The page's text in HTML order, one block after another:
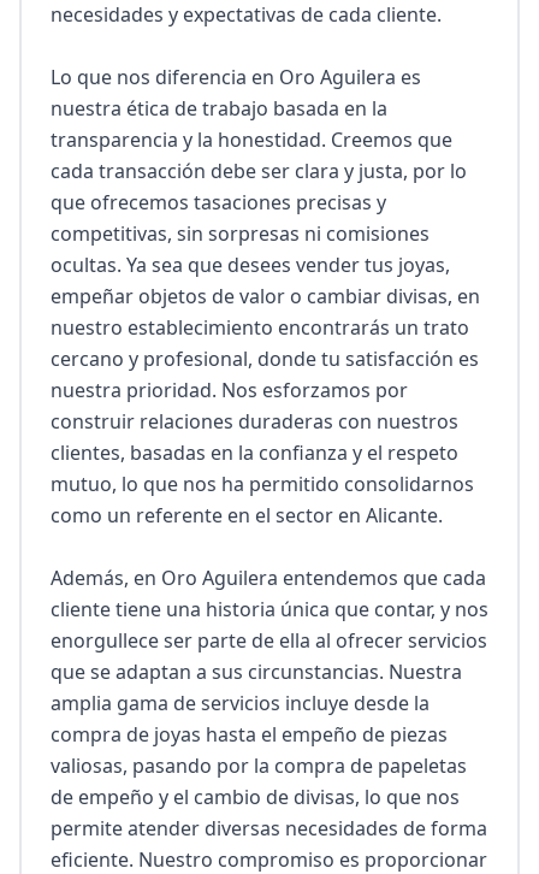
necesidades y expectativas de cada cliente.
Lo que nos diferencia en Oro Aguilera es
nuestra ética de trabajo basada en la
transparencia y la honestidad. Creemos que
cada transacción debe ser clara y justa, por lo
que ofrecemos tasaciones precisas y
competitivas, sin sorpresas ni comisiones
ocultas. Ya sea que desees vender tus joyas,
empeñar objetos de valor o cambiar divisas, en
nuestro establecimiento encontrarás un trato
cercano y profesional, donde tu satisfacción es
nuestra prioridad. Nos esforzamos por
construir relaciones duraderas con nuestros
clientes, basadas en la confianza y el respeto
mutuo, lo que nos ha permitido consolidarnos
como un referente en el sector en Alicante.
Además, en Oro Aguilera entendemos que cada
cliente tiene una historia única que contar, y nos
enorgullece ser parte de ella al ofrecer servicios
que se adaptan a sus circunstancias. Nuestra
amplia gama de servicios incluye desde la
compra de joyas hasta el empeño de piezas
valiosas, pasando por la compra de papeletas
de empeño y el cambio de divisas, lo que nos
permite atender diversas necesidades de forma
eficiente. Nuestro compromiso es proporcionar